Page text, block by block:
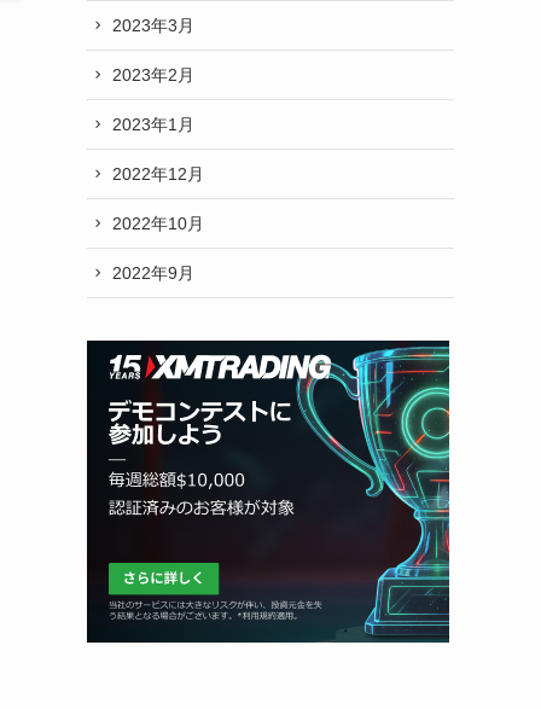
2023年3月
2023年2月
2023年1月
2022年12月
2022年10月
2022年9月